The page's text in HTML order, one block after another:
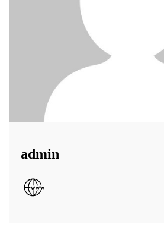
admin